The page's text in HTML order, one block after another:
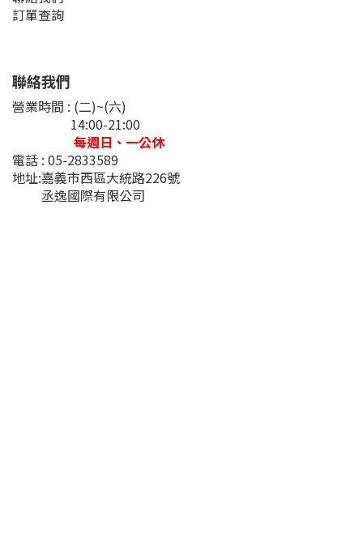
訂單查詢
聯絡我們
營業時間 : (二)~(六)
14:00-21:00
每週日、一公休
電話 : 05-2833589
地址:嘉義市西區大統路226號
丞逸國際有限公司